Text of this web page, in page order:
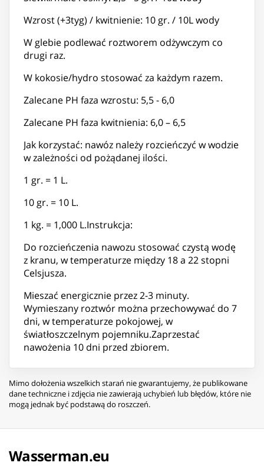
Wzrost (+3tyg) / kwitnienie: 10 gr. / 10L wody
W glebie podlewać roztworem odżywczym co
drugi raz.
W kokosie/hydro stosować za każdym razem.
Zalecane PH faza wzrostu: 5,5 - 6,0
Zalecane PH faza kwitnienia: 6,0 – 6,5
Jak korzystać: nawóz należy rozcieńczyć w wodzie
w zależności od pożądanej ilości.
1 gr. = 1 L.
10 gr. = 10 L.
1 kg. = 1,000 L.Instrukcja:
Do rozcieńczenia nawozu stosować czystą wodę
z kranu, w temperaturze między 18 a 22 stopni
Celsjusza.
Mieszać energicznie przez 2-3 minuty.
Wymieszany roztwór można przechowywać do 7
dni, w temperaturze pokojowej, w
światłoszczelnym pojemniku.Zaprzestać
nawożenia 10 dni przed zbiorem.
Mimo dołożenia wszelkich starań nie gwarantujemy, że publikowane
dane techniczne i zdjęcia nie zawierają uchybień lub błędów, które nie
mogą jednak być podstawą do roszczeń.
Wasserman.eu